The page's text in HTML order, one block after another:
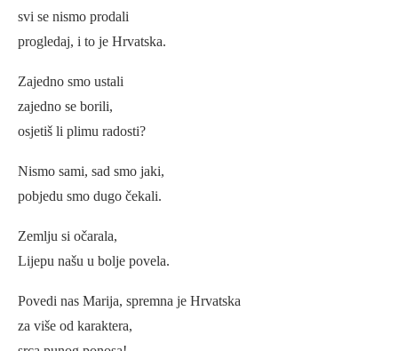
svi se nismo prodali
progledaj, i to je Hrvatska.
Zajedno smo ustali
zajedno se borili,
osjetiš li plimu radosti?
Nismo sami, sad smo jaki,
pobjedu smo dugo čekali.
Zemlju si očarala,
Lijepu našu u bolje povela.
Povedi nas Marija, spremna je Hrvatska
za više od karaktera,